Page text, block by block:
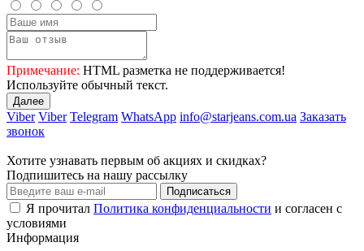
Примечание: HTML разметка не поддерживается!
Используйте обычный текст.
Далее
Viber Viber Telegram WhatsApp info@starjeans.com.ua Заказать
звонок
Хотите узнавать первым об акциях и скидках?
Подпишитесь на нашу рассылку
Подписаться
Я прочитал Политика конфиденциальности и согласен с
условиями
Информация